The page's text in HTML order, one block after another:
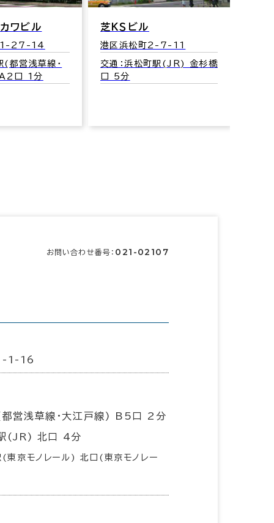
ワビル
1-27-14
(都営浅草線･
口 1分
芝ＫＳビル
港区浜松町2-7-11
交通：浜松町駅(JR) 金杉橋
口 5分
お問い合わせ番号： 021-02107
1-16
都営浅草線･大江戸線) B5口 2分
(JR) 北口 4分
(東京モノレール) 北口(東京モノレー